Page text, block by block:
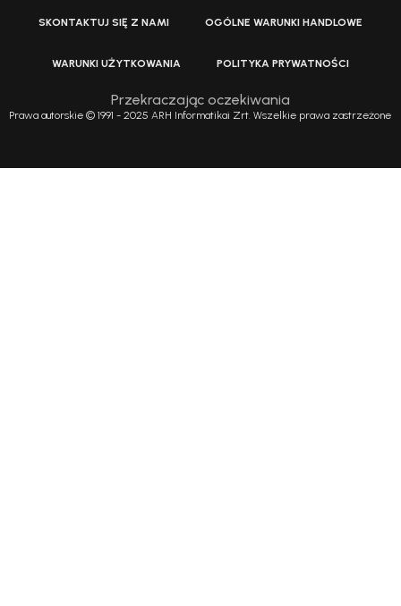
SKONTAKTUJ SIĘ Z NAMI OGÓLNE WARUNKI HANDLOWE
WARUNKI UŻYTKOWANIA POLITYKA PRYWATNOŚCI
Przekraczając oczekiwania
Prawa autorskie © 1991 - 2025 ARH Informatikai Zrt. Wszelkie prawa zastrzeżone